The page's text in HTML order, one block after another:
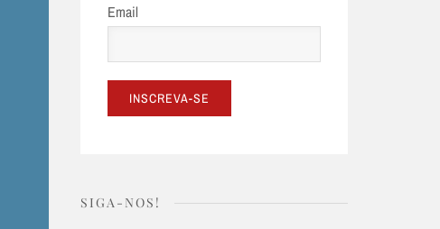
Email
SIGA-NOS!